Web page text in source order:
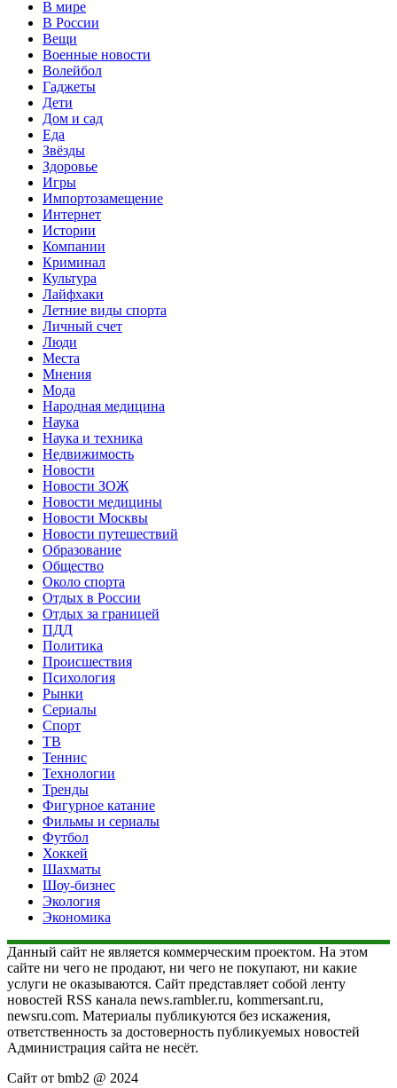
В мире
В России
Вещи
Военные новости
Волейбол
Гаджеты
Дети
Дом и сад
Еда
Звёзды
Здоровье
Игры
Импортозамещение
Интернет
Истории
Компании
Криминал
Культура
Лайфхаки
Летние виды спорта
Личный счет
Люди
Места
Мнения
Мода
Народная медицина
Наука
Наука и техника
Недвижимость
Новости
Новости ЗОЖ
Новости медицины
Новости Москвы
Новости путешествий
Образование
Общество
Около спорта
Отдых в России
Отдых за границей
ПДД
Политика
Происшествия
Психология
Рынки
Сериалы
Спорт
ТВ
Теннис
Технологии
Тренды
Фигурное катание
Фильмы и сериалы
Футбол
Хоккей
Шахматы
Шоу-бизнес
Экология
Экономика
Данный сайт не является коммерческим проектом. На этом
сайте ни чего не продают, ни чего не покупают, ни какие
услуги не оказываются. Сайт представляет собой ленту
новостей RSS канала news.rambler.ru, kommersant.ru,
newsru.com. Материалы публикуются без искажения,
ответственность за достоверность публикуемых новостей
Администрация сайта не несёт.
Сайт от bmb2 @ 2024